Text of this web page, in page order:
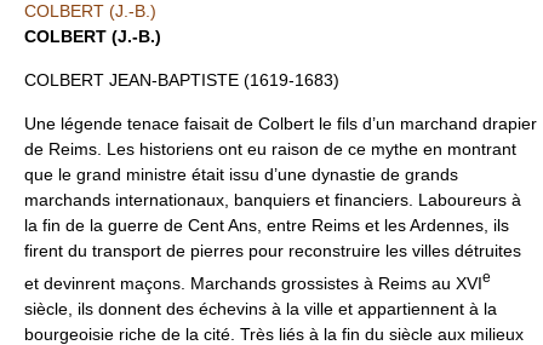
COLBERT (J.-B.)
COLBERT (J.-B.)
COLBERT JEAN-BAPTISTE (1619-1683)
Une légende tenace faisait de Colbert le fils d’un marchand drapier
de Reims. Les historiens ont eu raison de ce mythe en montrant
que le grand ministre était issu d’une dynastie de grands
marchands internationaux, banquiers et financiers. Laboureurs à
la fin de la guerre de Cent Ans, entre Reims et les Ardennes, ils
firent du transport de pierres pour reconstruire les villes détruites
et devinrent maçons. Marchands grossistes à Reims au XVIe
siècle, ils donnent des échevins à la ville et appartiennent à la
bourgeoisie riche de la cité. Très liés à la fin du siècle aux milieux